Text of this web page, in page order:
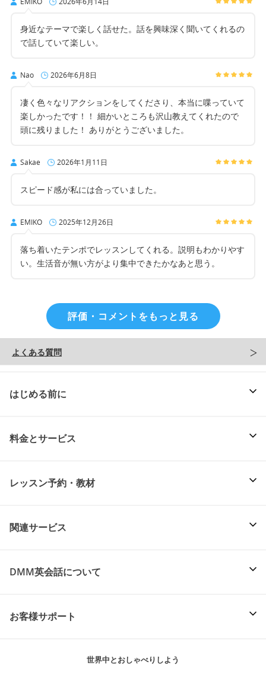
身近なテーマで楽しく話せた。話を興味深く聞いてくれるの
で話していて楽しい。
Nao 2026年6月8日
凄く色々なリアクションをしてくださり、本当に喋っていて
楽しかったです！！ 細かいところも沢山教えてくれたので
頭に残りました！ ありがとうございました。
Sakae 2026年1月11日
スピード感が私には合っていました。
EMIKO 2025年12月26日
落ち着いたテンポでレッスンしてくれる。説明もわかりやす
い。生活音が無い方がより集中できたかなあと思う。
評価・コメントをもっと見る
よくある質問
はじめる前に
料金とサービス
レッスン予約・教材
関連サービス
DMM英会話について
お客様サポート
世界中とおしゃべりしよう